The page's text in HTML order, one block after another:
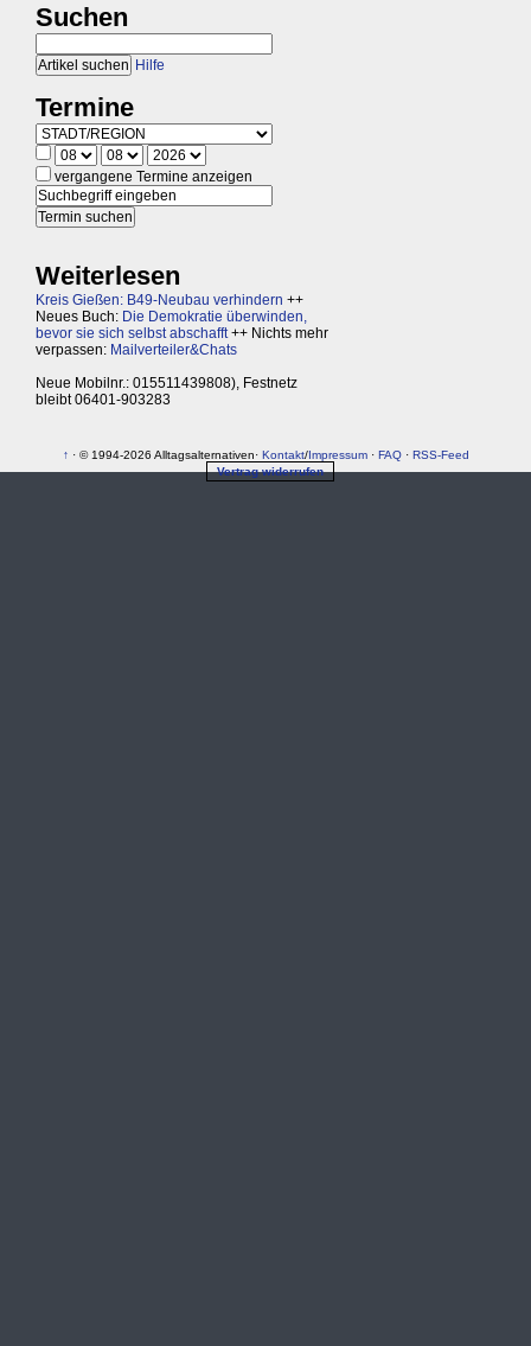
Suchen
Hilfe
Termine
vergangene Termine anzeigen
Weiterlesen
Kreis Gießen: B49-Neubau verhindern ++
Neues Buch: Die Demokratie überwinden,
bevor sie sich selbst abschafft++ Nichts mehr
verpassen: Mailverteiler&Chats
Neue Mobilnr.: 015511439808), Festnetz
bleibt 06401-903283
↑ · © 1994-2026 Alltagsalternativen· Kontakt/Impressum· FAQ· RSS-Feed
Vertrag widerrufen